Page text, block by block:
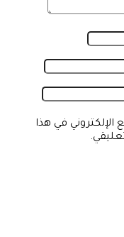
الإلكتروني في هذا